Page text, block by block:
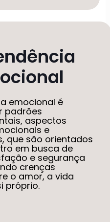
emocional é
padrões
aspectos
e
que são orientados
em busca de
e segurança
crenças
o amor, a vida
próprio.